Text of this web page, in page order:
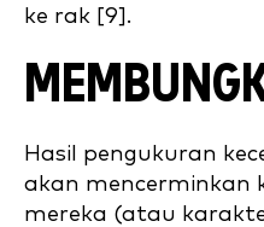
ke rak [9].
Hasil pengukuran
akan mencerminkan
mereka (atau